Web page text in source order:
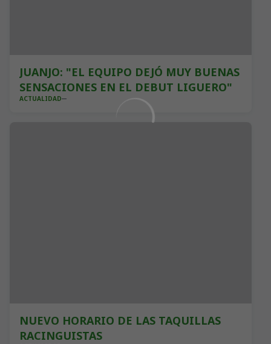
JUANJO: "EL EQUIPO DEJÓ MUY BUENAS
SENSACIONES EN EL DEBUT LIGUERO"
ACTUALIDAD
NUEVO HORARIO DE LAS TAQUILLAS
RACINGUISTAS